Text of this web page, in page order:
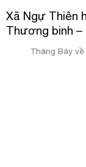
Xã Ngự Thiên
Thương binh
Tháng Bảy về